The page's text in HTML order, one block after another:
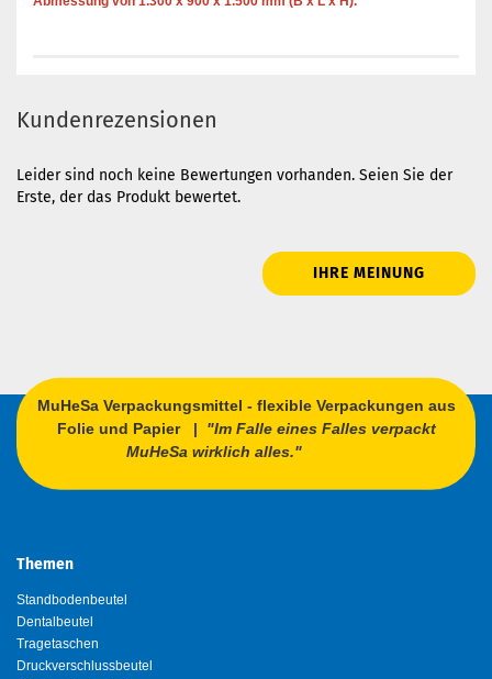
Kundenrezensionen
Leider sind noch keine Bewertungen vorhanden. Seien Sie der
Erste, der das Produkt bewertet.
IHRE MEINUNG
MuHeSa Verpackungsmittel - flexible Verpackungen aus
Folie und Papier | "Im Falle eines Falles verpackt
MuHeSa wirklich alles."
Themen
Standbodenbeutel
Dentalbeutel
Tragetaschen
Druckverschlussbeutel